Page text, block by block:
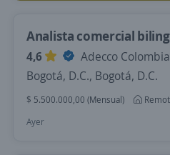
Analista comercial
4,6
Adecco
Bogotá, D.C., Bogotá, D.C.
$ 5.500.000,00 (Mensual)
Ayer